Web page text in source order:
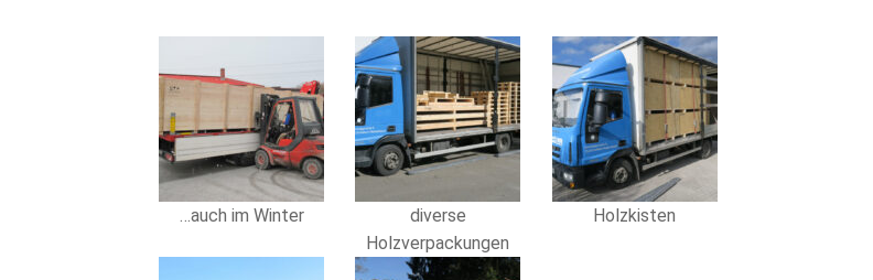
…auch im Winter
diverse
Holzverpackungen
Holzkisten